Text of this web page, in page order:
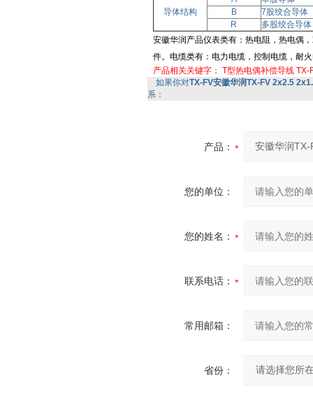
导体结构
B
7股绞合导体
R
多股绞合导体
安徽华润产品仪表类有：热电阻，热电偶
件。电缆类有：电力电缆，控制电缆，耐
产品相关关键字： T型热电偶补偿导线 TX-
如果你对TX-FV安徽华润TX-FV 2x2.5
系：
产品：
您的单位：
您的姓名：
联系电话：
常用邮箱：
省份：